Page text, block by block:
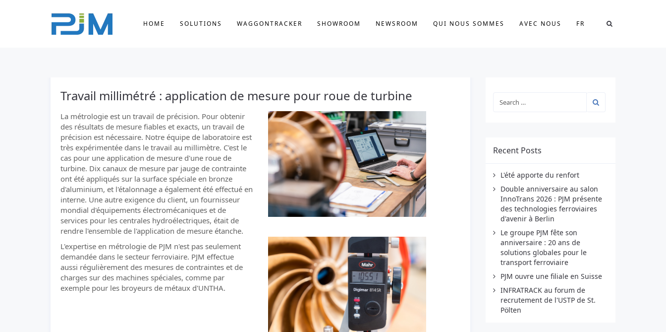
HOME SOLUTIONS WAGGONTRACKER SHOWROOM NEWSROOM QUI NOUS SOMMES AVEC NOUS FR
Travail millimétré : application de mesure pour roue de turbine
La métrologie est un travail de précision. Pour obtenir
des résultats de mesure fiables et exacts, un travail de
précision est nécessaire. Notre équipe de laboratoire est
très expérimentée dans le travail au millimètre. C'est le
cas pour une application de mesure d'une roue de
turbine. Dix canaux de mesure par jauge de contrainte
ont été appliqués sur la surface spéciale en bronze
d'aluminium, et l'étalonnage a également été effectué en
interne. Une autre exigence du client, un fournisseur
mondial d'équipements électromécaniques et de
services pour les centrales hydroélectriques, était de
rendre l'ensemble de l'application de mesure étanche.
L'expertise en métrologie de PJM n'est pas seulement
demandée dans le secteur ferroviaire. PJM effectue
aussi régulièrement des mesures de contraintes et de
charges sur des machines spéciales, comme par
exemple pour les broyeurs de métaux d'UNTHA.
Recent Posts
L'été apporte du renfort
Double anniversaire au salon
InnoTrans 2026 : PJM présente
des technologies ferroviaires
d'avenir à Berlin
Le groupe PJM fête son
anniversaire : 20 ans de
solutions globales pour le
transport ferroviaire
PJM ouvre une filiale en Suisse
INFRATRACK au forum de
recrutement de l'USTP de St.
Pölten